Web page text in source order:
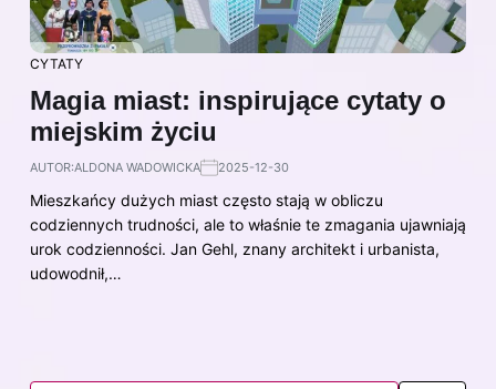
CYTATY
Magia miast: inspirujące cytaty o
miejskim życiu
AUTOR:ALDONA WADOWICKA 2025-12-30
Mieszkańcy dużych miast często stają w obliczu
codziennych trudności, ale to właśnie te zmagania ujawniają
urok codzienności. Jan Gehl, znany architekt i urbanista,
udowodnił,…